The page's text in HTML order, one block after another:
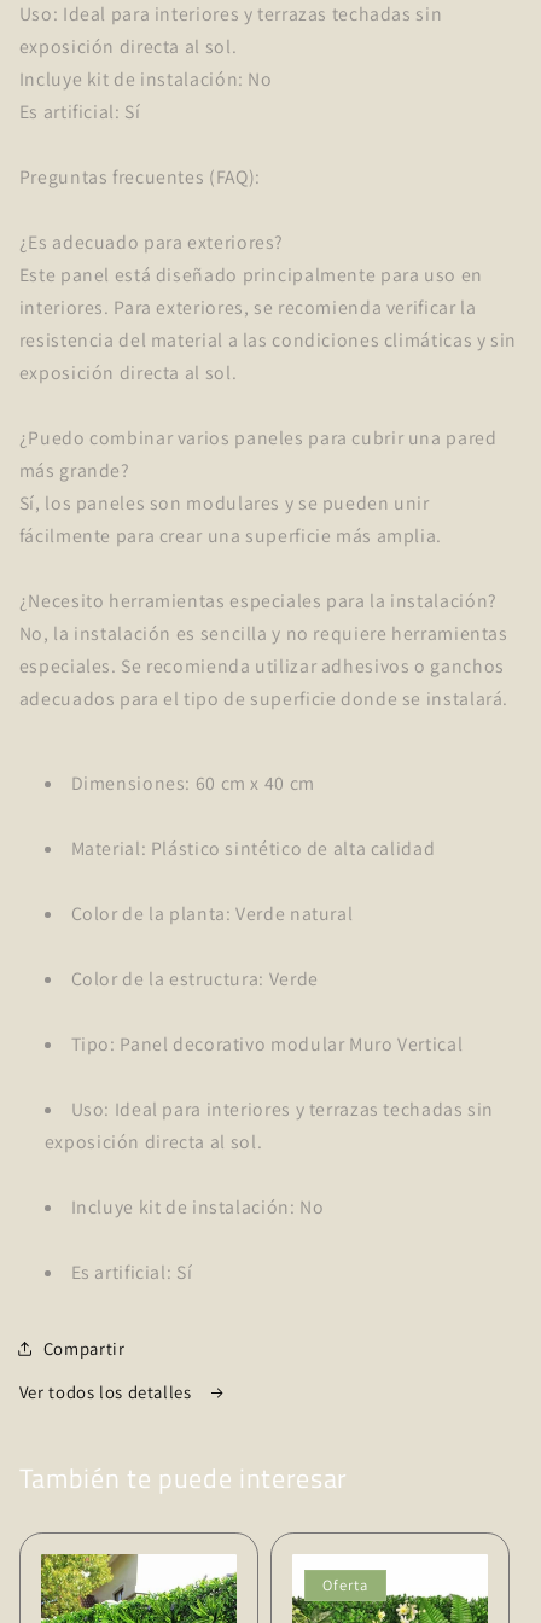
Uso: Ideal para interiores y terrazas techadas sin
exposición directa al sol.
Incluye kit de instalación: No
Es artificial: Sí
Preguntas frecuentes (FAQ):
¿Es adecuado para exteriores?
Este panel está diseñado principalmente para uso en
interiores. Para exteriores, se recomienda verificar la
resistencia del material a las condiciones climáticas y sin
exposición directa al sol.
¿Puedo combinar varios paneles para cubrir una pared
más grande?
Sí, los paneles son modulares y se pueden unir
fácilmente para crear una superficie más amplia.
¿Necesito herramientas especiales para la instalación?
No, la instalación es sencilla y no requiere herramientas
especiales. Se recomienda utilizar adhesivos o ganchos
adecuados para el tipo de superficie donde se instalará.
Dimensiones: 60 cm x 40 cm
Material: Plástico sintético de alta calidad
Color de la planta: Verde natural
Color de la estructura: Verde
Tipo: Panel decorativo modular Muro Vertical
Uso: Ideal para interiores y terrazas techadas sin
exposición directa al sol.
Incluye kit de instalación: No
Es artificial: Sí
Compartir
Ver todos los detalles
También te puede interesar
Oferta